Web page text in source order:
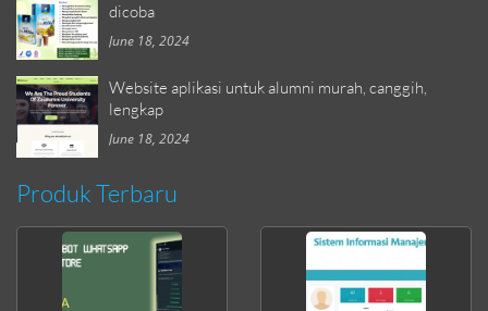
dicoba
June 18, 2024
Website aplikasi untuk alumni murah, canggih,
lengkap
June 18, 2024
Produk Terbaru